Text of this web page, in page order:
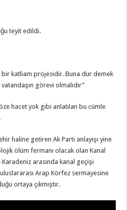
teyit edildi.
bir katliam projesidir. Buna dur demek
görevi olmalıdır”
hacet yok gibi anlatılan bu cümle
haline getiren Ak Parti anlayışı yine
ölüm fermanı olacak olan Kanal
arasında kanal geçişi
Arap Körfez sermayesine
ortaya çıkmıştır.